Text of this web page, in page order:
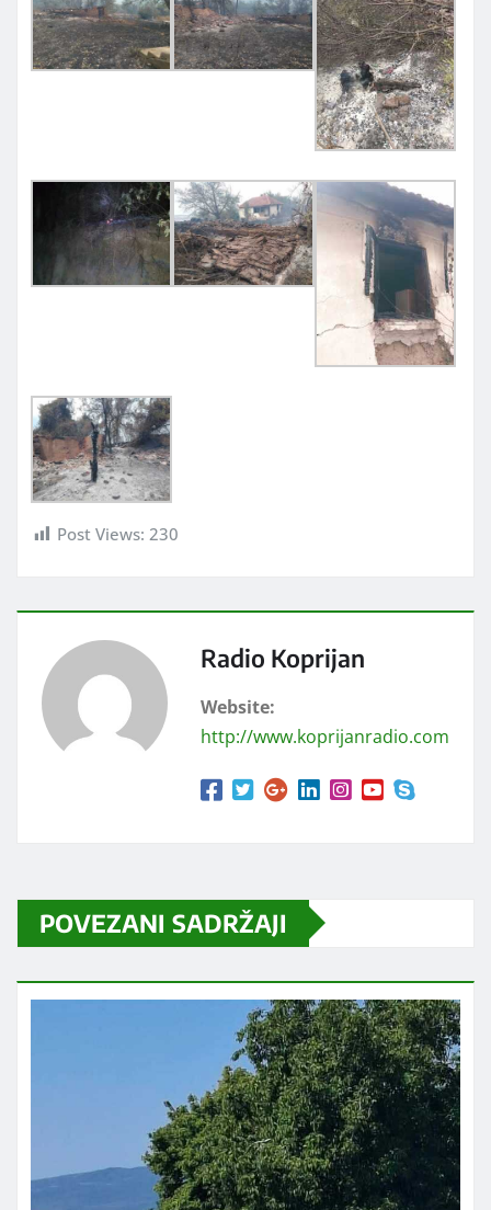
Post Views: 230
Radio Koprijan
Website:
http://www.koprijanradio.com
POVEZANI SADRŽAJI